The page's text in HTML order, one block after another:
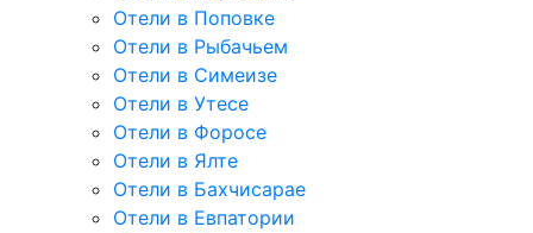
Отели в Поповке
Отели в Рыбачьем
Отели в Симеизе
Отели в Утесе
Отели в Форосе
Отели в Ялте
Отели в Бахчисарае
Отели в Евпатории